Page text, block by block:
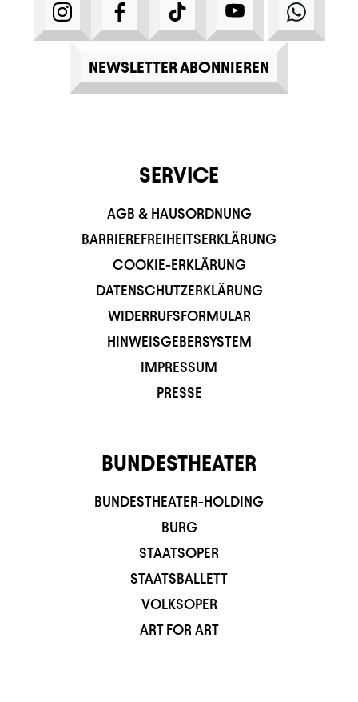
INSTAGRAMFACEBOOKTIKTOK YOUTUBE
NEWSLETTER ABONNIEREN
SERVICE
AGB & HAUSORDNUNG
BARRIEREFREIHEITSERKLÄRUNG
COOKIE-ERKLÄRUNG
DATENSCHUTZERKLÄRUNG
WIDERRUFSFORMULAR
HINWEISGEBERSYSTEM
IMPRESSUM
PRESSE
BUNDESTHEATER
BUNDESTHEATER-HOLDING
BURG
STAATSOPER
STAATSBALLETT
VOLKSOPER
ART FOR ART